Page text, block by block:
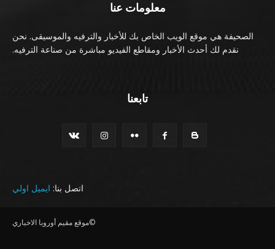
معلومات عنا
الصحيفة هي موقع الويب الخاص بك للأخبار والترفيه والموسيقى. نحن
نقدم لك أحدث الأخبار ومقاطع الفيديو مباشرة من صناعة الترفيه.
تابعنا
اتصل بنا: ايميل اولي
©موقع مقيم أوروبا الاخباري